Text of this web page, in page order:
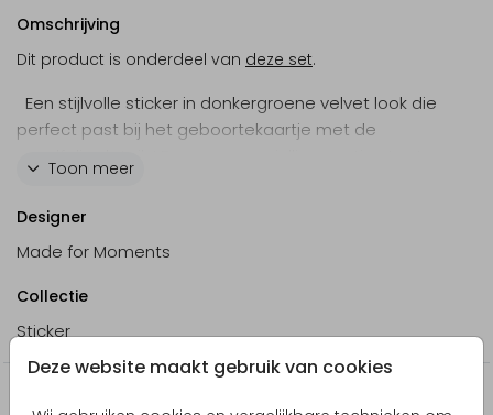
Deze website maakt gebruik van cookies
Omschrijving
Dit product is onderdeel van deze set.
Een stijlvolle sticker in donkergroene velvet look die
perfect past bij het geboortekaartje met de
centraal in een goudkleurig sierlijk lettertype en de
kleine hartjes maken het helemaal compleet.
Toon meer
Designer
Made for Moments
Collectie
Sticker